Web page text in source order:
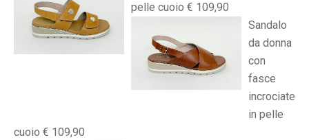
pelle cuoio € 109,90
Sandalo
da donna
con
fasce
incrociate
in pelle
cuoio € 109,90